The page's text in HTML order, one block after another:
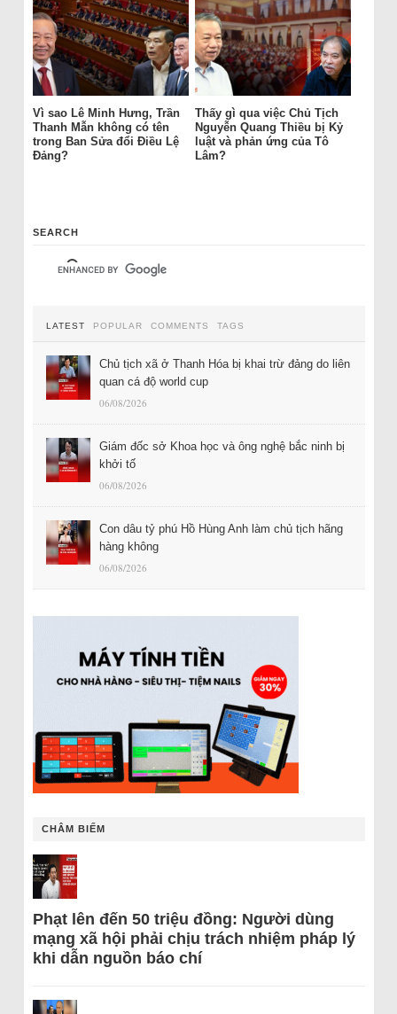
Vì sao Lê Minh Hưng, Trần
Thanh Mẫn không có tên
trong Ban Sửa đổi Điều Lệ
Đảng?
Thấy gì qua việc Chủ Tịch
Nguyễn Quang Thiều bị Kỷ
luật và phản ứng của Tô
Lâm?
SEARCH
LATEST POPULAR COMMENTS TAGS
Chủ tịch xã ở Thanh Hóa bị khai trừ đảng do liên
quan cá độ world cup
06/08/2026
Giám đốc sở Khoa học và ông nghệ bắc ninh bị
khởi tố
06/08/2026
Con dâu tỷ phú Hồ Hùng Anh làm chủ tịch hãng
hàng không
06/08/2026
CHÂM BIẾM
Phạt lên đến 50 triệu đồng: Người dùng
mạng xã hội phải chịu trách nhiệm pháp lý
khi dẫn nguồn báo chí